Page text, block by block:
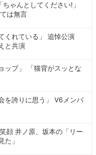
ゃんとしてください!」
は無言
くれている」 追悼公演
と共演
ップ」 「猫背がスッとな
を誇りに思う」 V6メンバ
顔 井ノ原、坂本の「リー
た」